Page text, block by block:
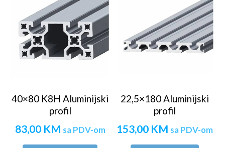
40×80 K8H Aluminijski
profil
83,00 KM sa PDV-om
22,5×180 Aluminijski
profil
153,00 KM sa PDV-om